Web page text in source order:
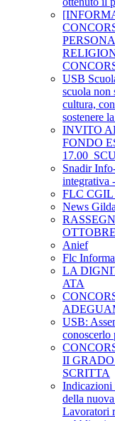
USB
scuola non
cultura,
sostenere
INVITO
FONDO
Snadir
integrativa
FLC CGIL
News
Anief
Flc
LA
ATA
USB:
conoscerlo
II
SCRITTA
Indicazioni
della
Lavoratori